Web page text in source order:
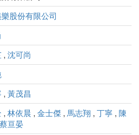
股份有限公司
, 沈可尚
, 黃茂昌
, 林依晨 , 金士傑 , 馬志翔 , 丁寧 , 陳
蔡亘晏